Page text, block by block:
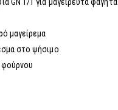
μαγείρεμα
στο ψήσιμο
φούρνου